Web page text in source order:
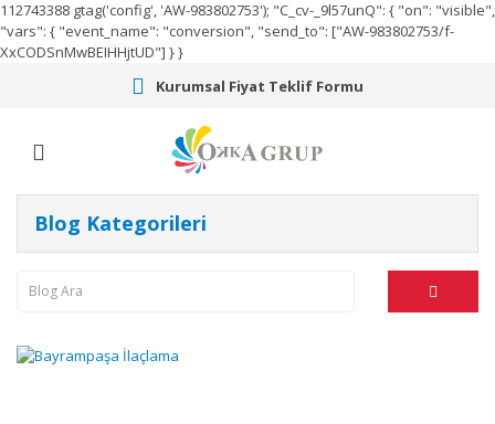
112743388 gtag('config', 'AW-983802753'); "C_cv-_9l57unQ": { "on": "visible",
"vars": { "event_name": "conversion", "send_to": ["AW-983802753/f-
XxCODSnMwBEIHHjtUD"] } }
Kurumsal Fiyat Teklif Formu
Blog Kategorileri